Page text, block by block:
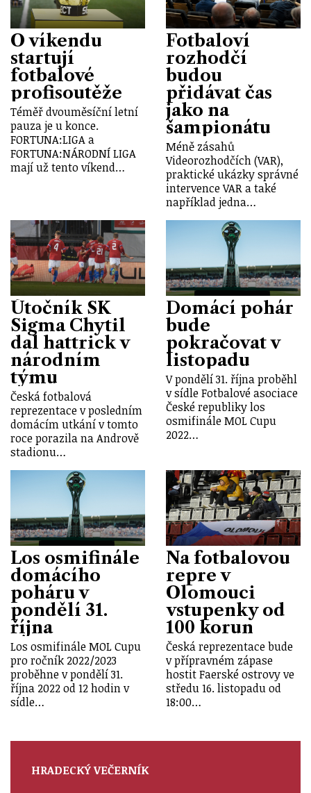
O víkendu
startují
fotbalové
profisoutěže
Téměř dvouměsíční letní
pauza je u konce.
FORTUNA:LIGA a
FORTUNA:NÁRODNÍ LIGA
mají už tento víkend…
Fotbaloví
rozhodčí
budou
přidávat čas
jako na
šampionátu
Méně zásahů
Videorozhodčích (VAR),
praktické ukázky správné
intervence VAR a také
například jedna…
Útočník SK
Sigma Chytil
dal hattrick v
národním
týmu
Česká fotbalová
reprezentace v posledním
domácím utkání v tomto
roce porazila na Andrově
stadionu…
Domácí pohár
bude
pokračovat v
listopadu
V pondělí 31. října proběhl
v sídle Fotbalové asociace
České republiky los
osmifinále MOL Cupu
2022…
Los osmifinále
domácího
poháru v
pondělí 31.
října
Los osmifinále MOL Cupu
pro ročník 2022/2023
proběhne v pondělí 31.
října 2022 od 12 hodin v
sídle…
Na fotbalovou
repre v
Olomouci
vstupenky od
100 korun
Česká reprezentace bude
v přípravném zápase
hostit Faerské ostrovy ve
středu 16. listopadu od
18:00…
HRADECKÝ VEČERNÍK